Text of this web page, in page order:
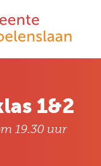
1&2
19.30 uur